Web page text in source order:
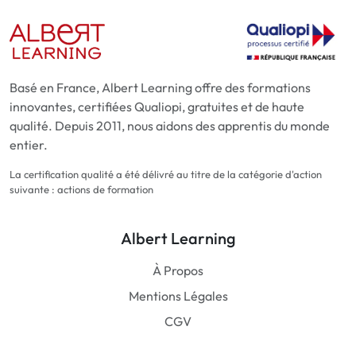
Basé en France, Albert Learning offre des formations
innovantes, certifiées Qualiopi, gratuites et de haute
qualité. Depuis 2011, nous aidons des apprentis du monde
entier.
La certification qualité a été délivré au titre de la catégorie d'action
suivante : actions de formation
Albert Learning
À Propos
Mentions Légales
CGV